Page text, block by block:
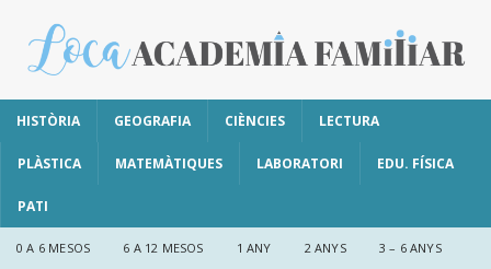
HISTÒRIA GEOGRAFIA CIÈNCIES LECTURA
PLÀSTICA MATEMÀTIQUES LABORATORI EDU. FÍSICA
PATI
0 A 6 MESOS 6 A 12 MESOS 1 ANY 2 ANYS 3 – 6 ANYS